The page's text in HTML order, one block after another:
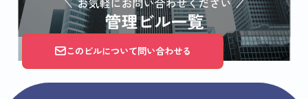
このビルについて問い合わせる